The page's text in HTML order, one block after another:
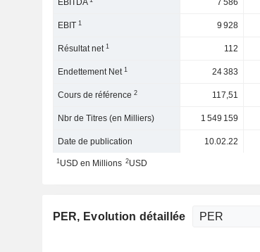
EBITDA 7 586
EBIT1 9 928
Résultat net1 112
Endettement Net1 24 383
Cours de référence2 117,51
Nbr de Titres (en Milliers) 1 549 159
Date de publication 10.02.22
1USD en Millions 2USD
PER, Evolution détaillée